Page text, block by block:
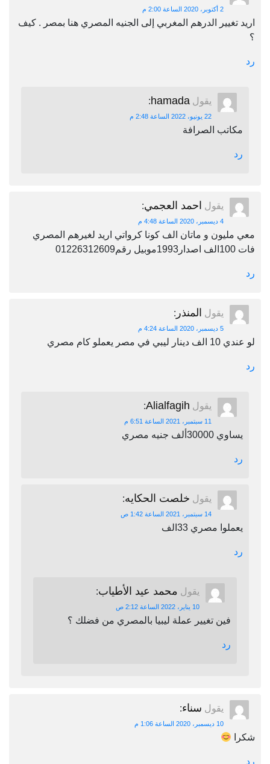
2 أكتوبر، 2020 الساعة 2:00 م
اريد تغيير الدرهم المغربي إلى الجنيه المصري هنا بمصر . كيف
؟
رد
يقول hamada
:
22 يونيو، 2022 الساعة 2:48 م
مكاتب الصرافة
رد
يقول احمد العجمي:
4 ديسمبر، 2020 الساعة 4:48 م
معي مليون و ماتان الف كونا كرواتي اريد لغيرهم المصري
فات 100الف اصدار1993موبيل رقم01226312609
رد
يقول المنذر :
5 ديسمبر، 2020 الساعة 4:24 م
لو عندي 10 الف دينار ليبي في مصر يعملو كام مصري
رد
يقول Alialfagih
:
11 سبتمبر، 2021 الساعة 6:51 م
يساوي 30000ألف جنيه مصري
رد
يقول خلصت الحكايه:
14 سبتمبر، 2021 الساعة 1:42 ص
يعملوا مصري 33الف
رد
يقول محمد عيد الأطياب:
10 يناير، 2022 الساعة 2:12 ص
فين تغيير عملة ليبيا بالمصري من فضلك ؟
رد
يقول سناء:
10 ديسمبر، 2020 الساعة 1:06 م
شكرا
رد